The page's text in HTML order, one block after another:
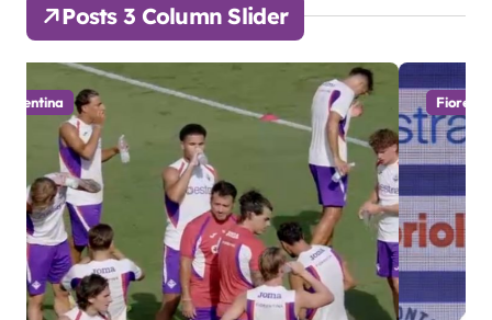
Posts 3 Column Slider
Fiorentina